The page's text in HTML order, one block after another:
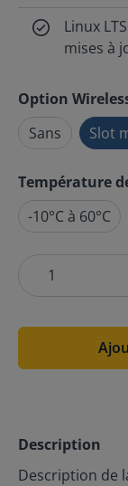
Linux
mises à
Option
Sans
Slot
Température
-10°C à 60°C
Description
Description de